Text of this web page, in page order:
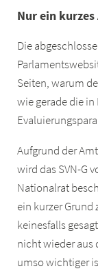
Nur ein
Die
Seiten, warum
wie gerade die in
Aufgrund der
wird das SVN-G
Nationalrat
ein kurzer
keinesfalls
nicht wieder aus
umso wichtiger